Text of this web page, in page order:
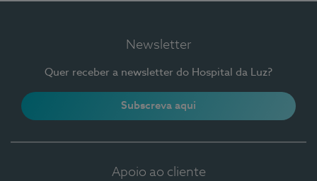
Newsletter
Quer receber a newsletter do Hospital da Luz?
Subscreva aqui
Apoio ao cliente